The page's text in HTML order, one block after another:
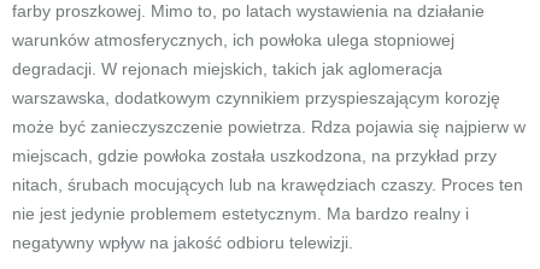
farby proszkowej. Mimo to, po latach wystawienia na działanie
warunków atmosferycznych, ich powłoka ulega stopniowej
degradacji. W rejonach miejskich, takich jak aglomeracja
warszawska, dodatkowym czynnikiem przyspieszającym korozję
może być zanieczyszczenie powietrza. Rdza pojawia się najpierw w
miejscach, gdzie powłoka została uszkodzona, na przykład przy
nitach, śrubach mocujących lub na krawędziach czaszy. Proces ten
nie jest jedynie problemem estetycznym. Ma bardzo realny i
negatywny wpływ na jakość odbioru telewizji.